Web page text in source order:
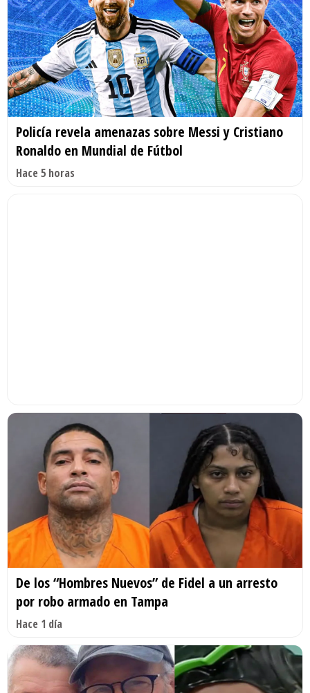
Policía revela amenazas sobre Messi y Cristiano
Ronaldo en Mundial de Fútbol
Hace 5 horas
De los “Hombres Nuevos” de Fidel a un arresto
por robo armado en Tampa
Hace 1 día